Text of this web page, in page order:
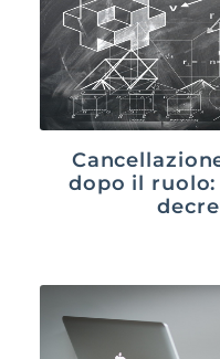
dopo il ruolo: